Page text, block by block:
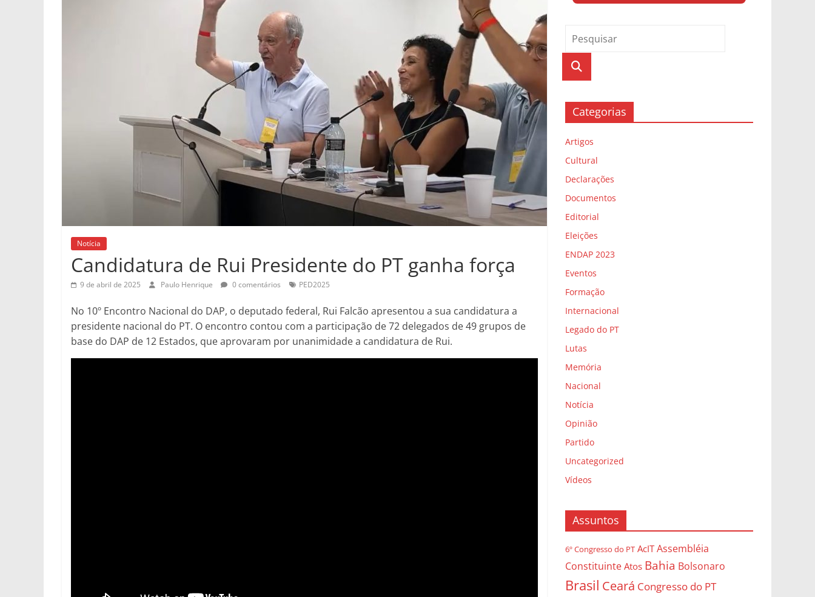
Notícia
Candidatura de Rui Presidente do PT ganha força
9 de abril de 2025 Paulo Henrique 0 comentários PED2025
No 10º Encontro Nacional do DAP, o deputado federal, Rui Falcão apresentou a sua candidatura a
presidente nacional do PT. O encontro contou com a participação de 72 delegados de 49 grupos de
base do DAP de 12 Estados, que aprovaram por unanimidade a candidatura de Rui.
Categorias
Artigos
Cultural
Declarações
Documentos
Editorial
Eleições
ENDAP 2023
Eventos
Formação
Internacional
Legado do PT
Lutas
Memória
Nacional
Notícia
Opinião
Partido
Uncategorized
Vídeos
Assuntos
6º Congresso do PT AcIT Assembléia
Constituinte Atos Bahia Bolsonaro
Brasil Ceará Congresso do PT